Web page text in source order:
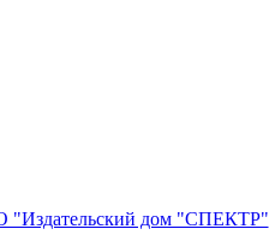
дом "СПЕКТР"